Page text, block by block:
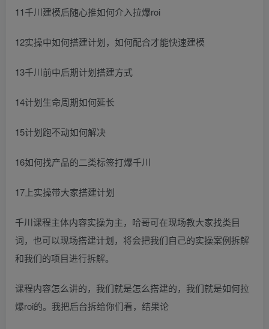
11千川建模后随心推如何介入拉爆roi
12实操中如何搭建计划，如何配合才能快速建模
13千川前中后期计划搭建方式
14计划生命周期如何延长
15计划跑不动如何解决
16如何找产品的二类标签打爆千川
17上实操带大家搭建计划
千川课程主体内容实操为主，哈哥可在现场教大家找类目
词，也可以现场搭建计划，将会把我们自己的实操案例拆解
和我们的项目进行拆解。
课程内容怎么讲的，我们就是怎么搭建的，我们就是如何拉
爆roi的。我把后台拆给你们看，结果论